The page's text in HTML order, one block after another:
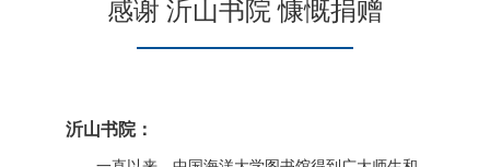
感谢 沂山书院 慷慨捐赠
沂山书院：